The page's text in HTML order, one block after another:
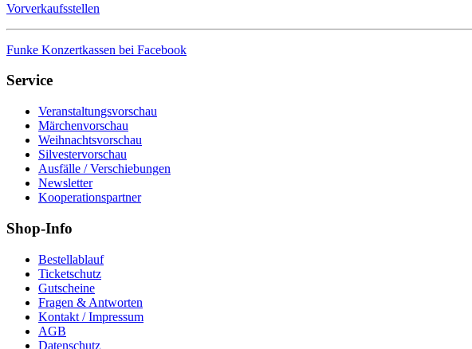
Vorverkaufsstellen
Funke Konzertkassen bei Facebook
Service
Veranstaltungsvorschau
Märchenvorschau
Weihnachtsvorschau
Silvestervorschau
Ausfälle / Verschiebungen
Newsletter
Kooperationspartner
Shop-Info
Bestellablauf
Ticketschutz
Gutscheine
Fragen & Antworten
Kontakt / Impressum
AGB
Datenschutz